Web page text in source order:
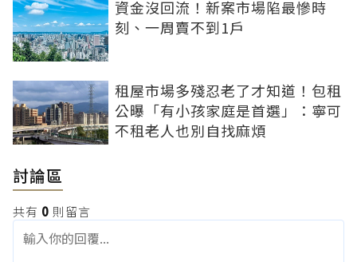
資金沒回流！新案市場陷最慘時
刻、一周賣不到1戶
租屋市場多殘忍老了才知道！包租
公曝「有小孩家庭是首選」：寧可
不租老人也別自找麻煩
討論區
共有 0 則留言